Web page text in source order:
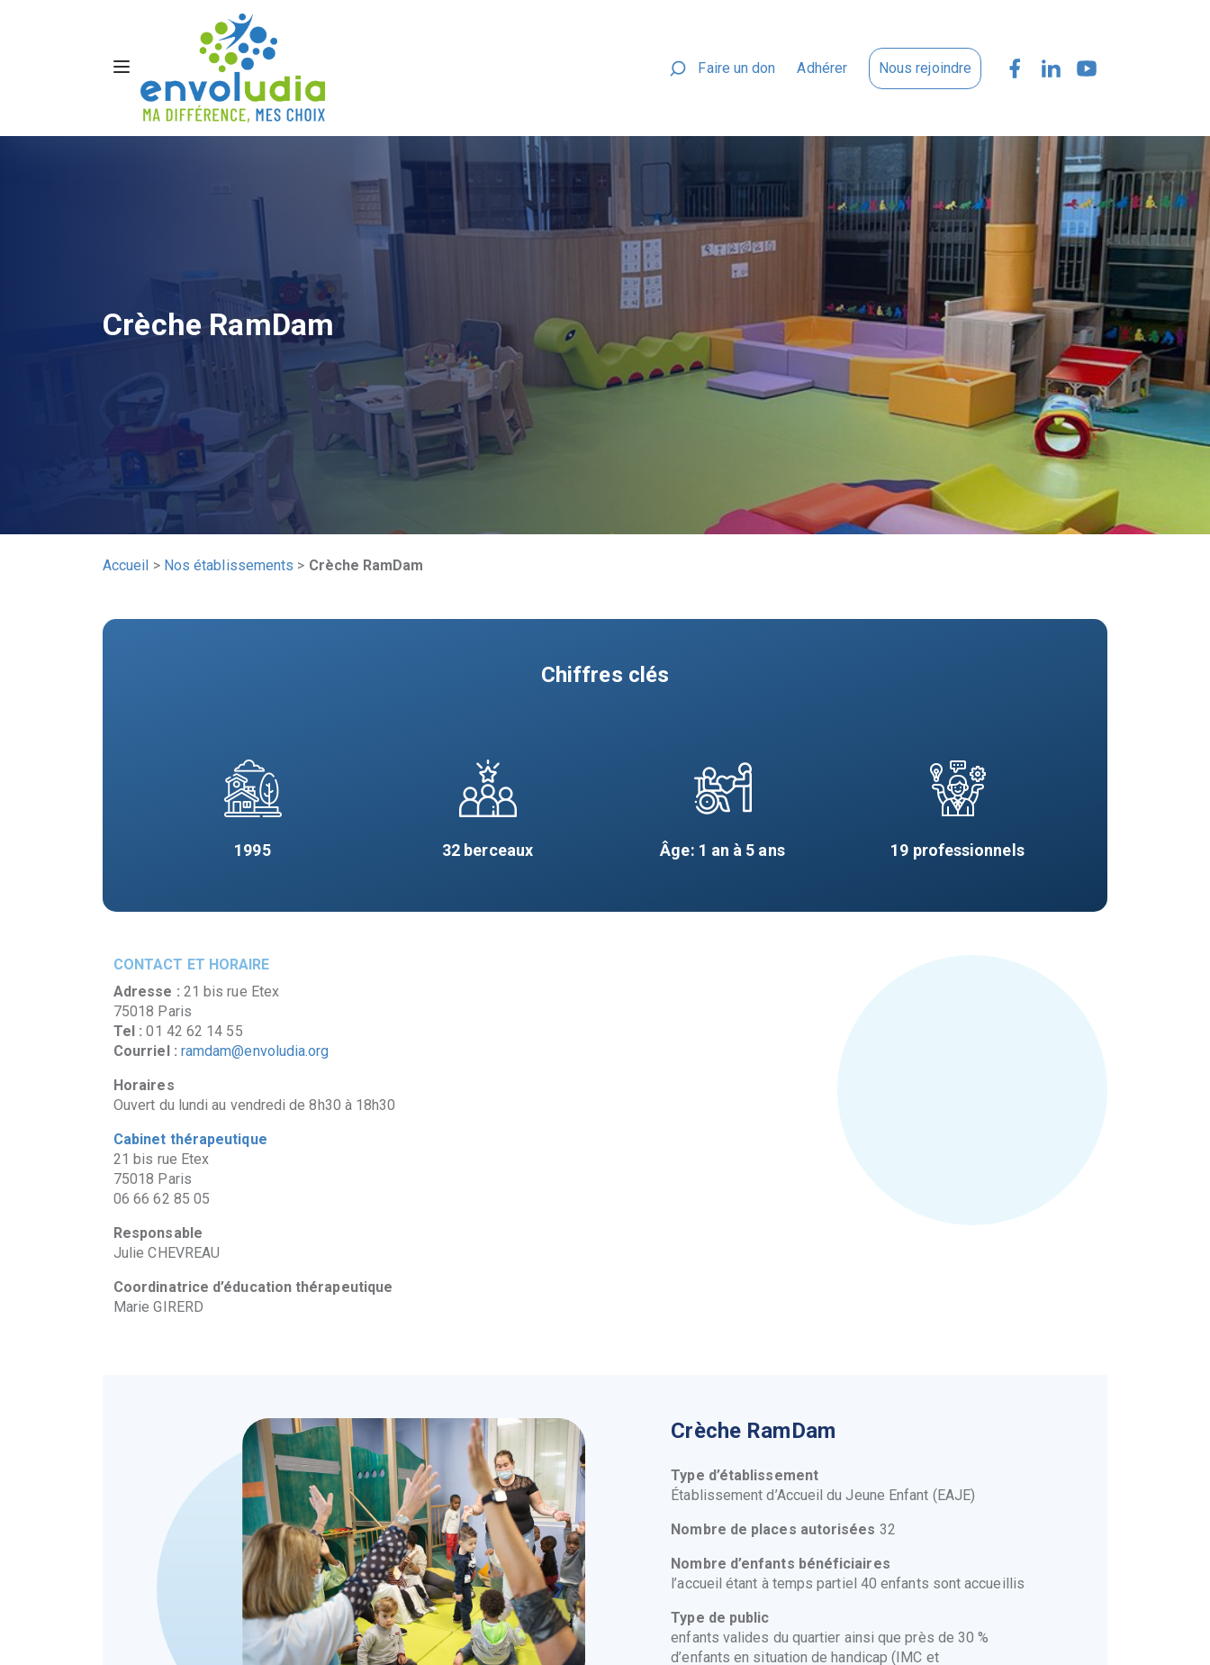
Faire un don Adhérer Nous rejoindre
Crèche RamDam
Accueil > Nos établissements > Crèche RamDam
Chiffres clés
1995 32 berceaux Âge: 1 an à 5 ans 19 professionnels
CONTACT ET HORAIRE
Adresse : 21 bis rue Etex
75018 Paris
Tel : 01 42 62 14 55
Courriel : ramdam@envoludia.org
Horaires
Ouvert du lundi au vendredi de 8h30 à 18h30
Cabinet thérapeutique
21 bis rue Etex
75018 Paris
06 66 62 85 05
Responsable
Julie CHEVREAU
Coordinatrice d’éducation thérapeutique
Marie GIRERD
Crèche RamDam
Type d’établissement
Établissement d’Accueil du Jeune Enfant (EAJE)
Nombre de places autorisées 32
Nombre d’enfants bénéficiaires
l’accueil étant à temps partiel 40 enfants sont accueillis
Type de public
enfants valides du quartier ainsi que près de 30 %
d’enfants en situation de handicap (IMC et